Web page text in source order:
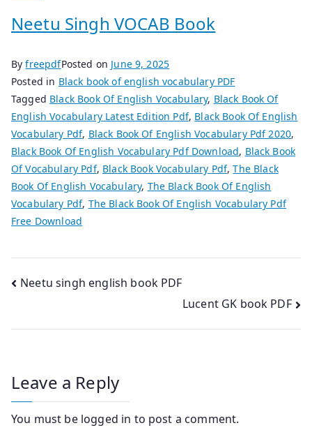
Neetu Singh VOCAB Book
ByfreepdfPosted on June 9, 2025
Posted in Black book of english vocabulary PDF
Tagged Black Book Of English Vocabulary, Black Book Of
English Vocabulary Latest Edition Pdf, Black Book Of English
Vocabulary Pdf, Black Book Of English Vocabulary Pdf 2020,
Black Book Of English Vocabulary Pdf Download, Black Book
Of Vocabulary Pdf, Black Book Vocabulary Pdf,The Black
Book Of English Vocabulary, The Black Book Of English
Vocabulary Pdf, The Black Book Of English Vocabulary Pdf
Free Download
Post
Neetu singh english book PDF
Lucent GK book PDF
Leave a Reply
You must be logged in to post a comment.